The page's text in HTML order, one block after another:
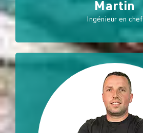
Martin
Ingénieur en chef